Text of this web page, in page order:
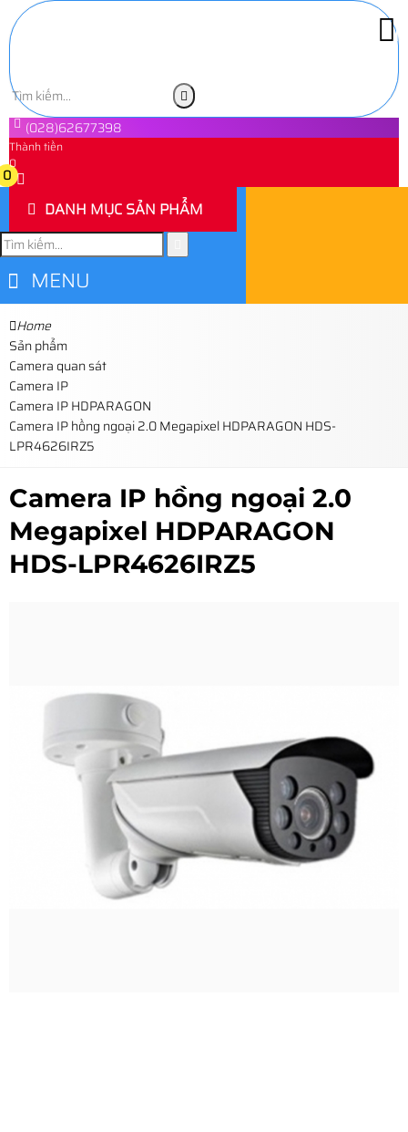
(028)62677398
Thành tiền
0
0
DANH MỤC SẢN PHẨM
MENU
Home
Sản phẩm
Camera quan sát
Camera IP
Camera IP HDPARAGON
Camera IP hồng ngoại 2.0 Megapixel HDPARAGON HDS-
LPR4626IRZ5
Camera IP hồng ngoại 2.0
Megapixel HDPARAGON
HDS-LPR4626IRZ5